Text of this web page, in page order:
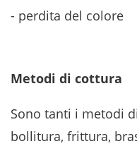
- perdita del colore
Metodi di cottura
Sono tanti i metodi
bollitura, frittura,